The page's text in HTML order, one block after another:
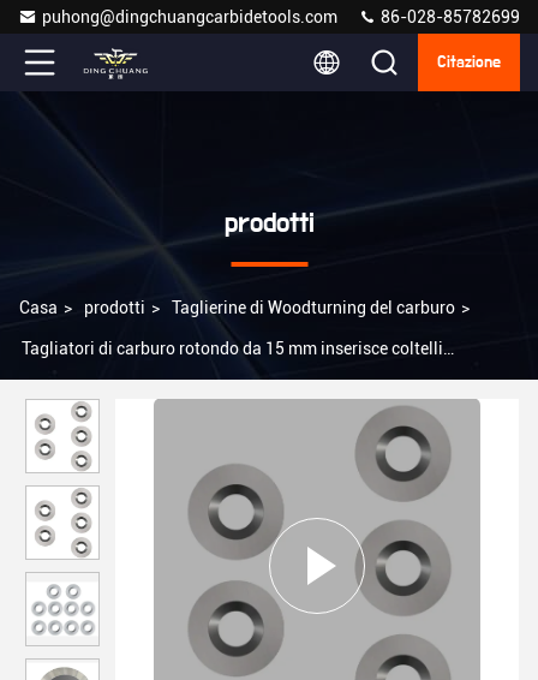
puhong@dingchuangcarbidetools.com 86-028-85782699
Citazione
prodotti
Casa > prodotti > Taglierine di Woodturning del carburo >
Tagliatori di carburo rotondo da 15 mm inserisce coltelli